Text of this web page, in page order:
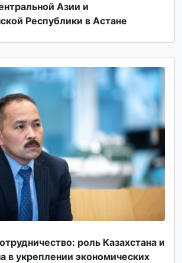
Азии и
Республики в Астане
роль Казахстана и
в укреплении экономических